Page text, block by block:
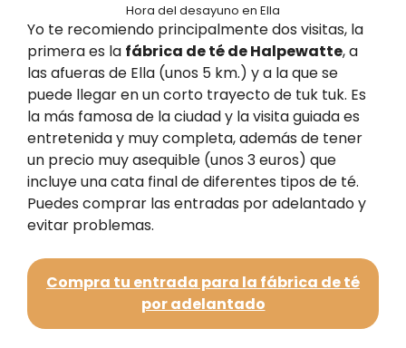
Hora del desayuno en Ella
Yo te recomiendo principalmente dos visitas, la
primera es la fábrica de té de Halpewatte, a
las afueras de Ella (unos 5 km.) y a la que se
puede llegar en un corto trayecto de tuk tuk. Es
la más famosa de la ciudad y la visita guiada es
entretenida y muy completa, además de tener
un precio muy asequible (unos 3 euros) que
incluye una cata final de diferentes tipos de té.
Puedes comprar las entradas por adelantado y
evitar problemas.
Compra tu entrada para la fábrica de té
por adelantado